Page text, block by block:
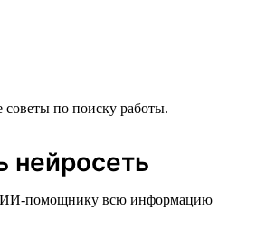
по поиску работы.
ИИ-помощнику всю информацию